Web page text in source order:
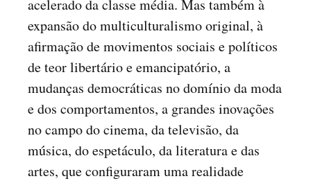
acelerado da classe média. Mas também à
expansão do multiculturalismo original, à
afirmação de movimentos sociais e políticos
de teor libertário e emancipatório, a
mudanças democráticas no domínio da moda
e dos comportamentos, a grandes inovações
no campo do cinema, da televisão, da
música, do espetáculo, da literatura e das
artes, que configuraram uma realidade